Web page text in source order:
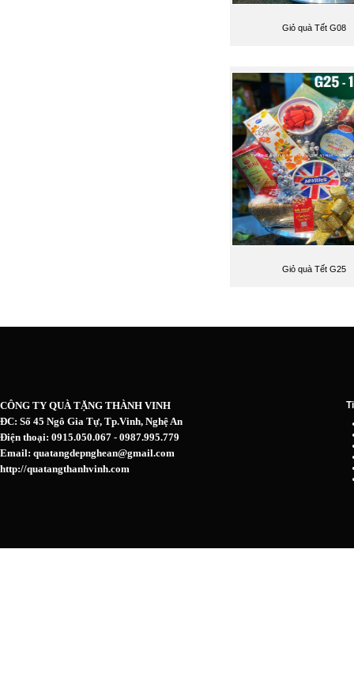
Giỏ quà Tết G08
Giỏ quà Tết G25
CÔNG TY QUÀ TẶNG THÀNH VINH
ĐC: Số 45 Ngô Gia Tự, Tp.Vinh, Nghệ An
Điện thoại: 0915.050.067 - 0987.995.779
Email: quatangdepnghean@gmail.com
http://quatangthanhvinh.com